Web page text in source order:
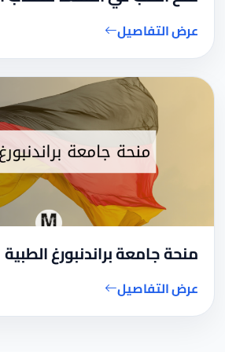
عرض التفاصيل
منحة جامعة براندنبورغ الطبية
عرض التفاصيل